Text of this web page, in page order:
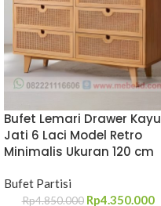
Bufet Lemari Drawer Kayu
Jati 6 Laci Model Retro
Minimalis Ukuran 120 cm
Bufet Partisi
Rp4.850.000 Rp4.350.000